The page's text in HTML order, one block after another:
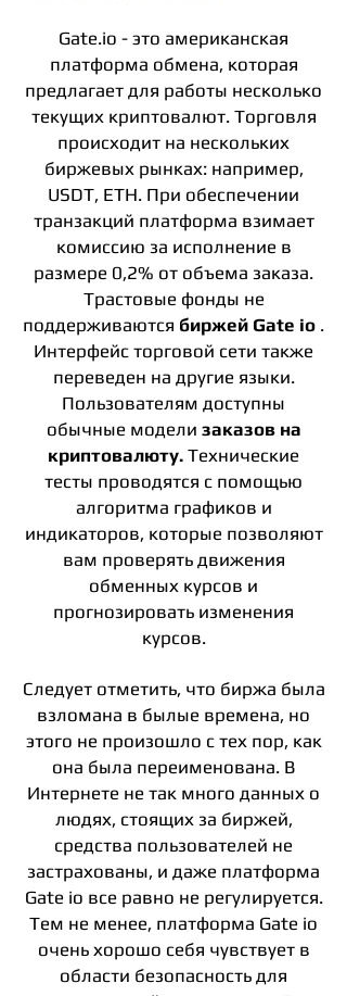
Gate.io - это американская
платформа обмена, которая
предлагает для работы несколько
текущих криптовалют. Торговля
происходит на нескольких
биржевых рынках: например,
USDT, ETH. При обеспечении
транзакций платформа взимает
комиссию за исполнение в
размере 0,2% от объема заказа.
Трастовые фонды не
поддерживаются биржей Gate io .
Интерфейс торговой сети также
переведен на другие языки.
Пользователям доступны
обычные модели заказов на
криптовалюту. Технические
тесты проводятся с помощью
алгоритма графиков и
индикаторов, которые позволяют
вам проверять движения
обменных курсов и
прогнозировать изменения
курсов.
Следует отметить, что биржа была
взломана в былые времена, но
этого не произошло с тех пор, как
она была переименована. В
Интернете не так много данных о
людях, стоящих за биржей,
средства пользователей не
застрахованы, и даже платформа
Gate io все равно не регулируется.
Тем не менее, платформа Gate io
очень хорошо себя чувствует в
области безопасность для